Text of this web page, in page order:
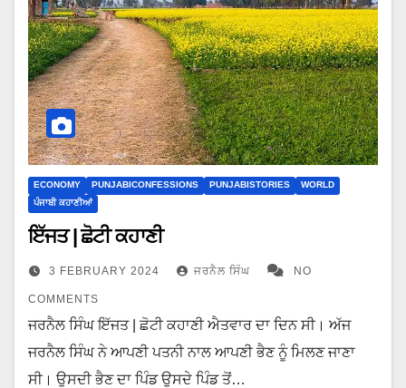
ECONOMY PUNJABICONFESSIONS PUNJABISTORIES
WORLD
ਪੰਜਾਬੀ ਕਹਾਣੀਆਂ
ਇੱਜਤ | ਛੋਟੀ ਕਹਾਣੀ
3 FEBRUARY 2024 ਜਰਨੈਲ ਸਿੰਘ NO
COMMENTS
ਜਰਨੈਲ ਸਿੰਘ ਇੱਜਤ | ਛੋਟੀ ਕਹਾਣੀ ਐਤਵਾਰ ਦਾ ਦਿਨ ਸੀ। ਅੱਜ
ਜਰਨੈਲ ਸਿੰਘ ਨੇ ਆਪਣੀ ਪਤਨੀ ਨਾਲ ਆਪਣੀ ਭੈਣ ਨੂੰ ਮਿਲਣ ਜਾਣਾ
ਸੀ। ਉਸਦੀ ਭੈਣ ਦਾ ਪਿੰਡ ਉਸਦੇ ਪਿੰਡ ਤੋਂ…